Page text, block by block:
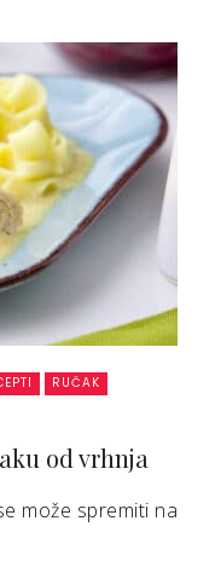
RUČAK
od vrhnja
može spremiti na